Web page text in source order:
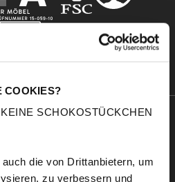
COOKIES?
SCHOKOSTÜCKCHEN
die von Drittanbietern, um
zu verbessern und
Service
Stoffmuster